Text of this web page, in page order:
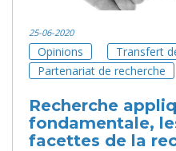
25-06-2020
Opinions
Transfert
Partenariat de recherche
Recherche
fondamentale,
facettes de la